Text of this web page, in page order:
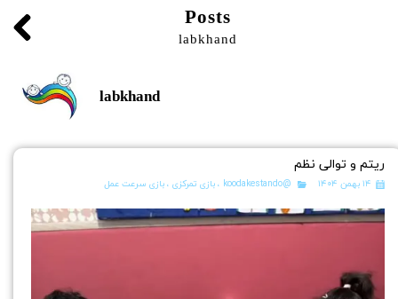
Posts
labkhand
labkhand
ریتم و توالی نظم
۱۴ بهمن ۱۴۰۴ @koodakestando ،بازی تمرکزی ،بازی سرعت عمل